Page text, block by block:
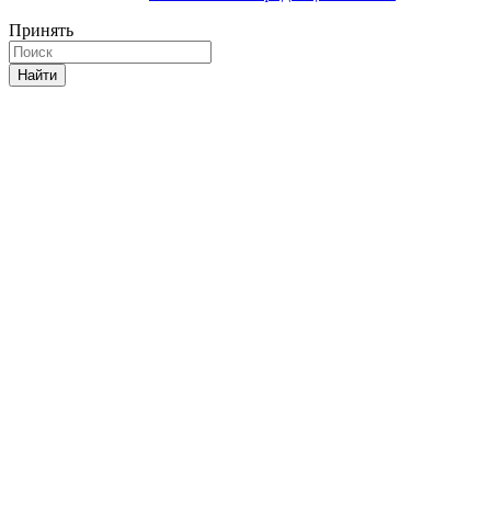
Принять
Найти